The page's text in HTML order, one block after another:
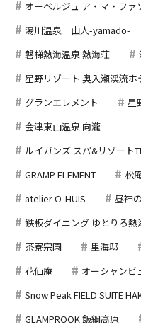
オーベルジュ ア・マ・ファ
湯川温泉 山人-yamado-
磐梯熱海温泉 熱海荘
星野リゾート 奥入瀬渓流ホ
グランエレメント
星
会津東山温泉 向瀧
ルイガンズ.スパ&リゾート
GRAMP ELEMENT
松
atelier O-HUIS
昼神
鉄板ダイニング ゆとりろ熱
茶寮宗園
里海邸
花仙庵
オーシャンビ
Snow Peak FIELD SUITE
GLAMPROOK 飯綱高原